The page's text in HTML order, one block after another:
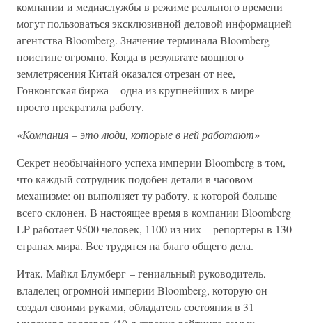
компании и медиаслужбы в режиме реального времени
могут пользоваться эксклюзивной деловой информацией
агентства Bloomberg. Значение терминала Bloomberg
поистине огромно. Когда в результате мощного
землетрясения Китай оказался отрезан от нее,
Гонконгская биржа – одна из крупнейших в мире –
просто прекратила работу.
«Компания – это люди, которые в ней работают»
Секрет необычайного успеха империи Bloomberg в том,
что каждый сотрудник подобен детали в часовом
механизме: он выполняет ту работу, к которой больше
всего склонен. В настоящее время в компании Bloomberg
LP работает 9500 человек, 1100 из них – репортеры в 130
странах мира. Все трудятся на благо общего дела.
Итак, Майкл Блумберг – гениальный руководитель,
владелец огромной империи Bloomberg, которую он
создал своими руками, обладатель состояния в 31